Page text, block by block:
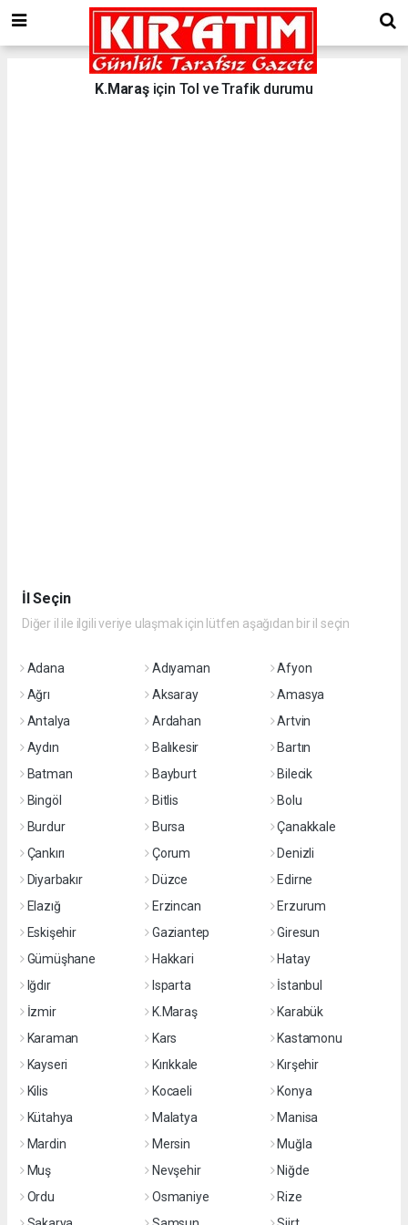
K.Maraş için Tol ve Trafik durumu
İl Seçin
Diğer il ile ilgili veriye ulaşmak için lütfen aşağıdan bir il seçin
Adana Adıyaman
Afyon
Ağrı
Aksaray
Amasya
Antalya
Ardahan
Artvin
Aydın
Balıkesir
Bartın
Batman
Bayburt
Bilecik
Bingöl
Bitlis
Bolu
Burdur
Bursa
Çanakkale
Çankırı
Çorum
Denizli
Diyarbakır
Düzce
Edirne
Elazığ
Erzincan
Erzurum
Eskişehir
Gaziantep
Giresun
Gümüşhane
Hakkari
Hatay
Iğdır
Isparta
İstanbul
İzmir
K.Maraş
Karabük
Karaman
Kars
Kastamonu
Kayseri
Kırıkkale
Kırşehir
Kilis
Kocaeli
Konya
Kütahya
Malatya
Manisa
Mardin
Mersin
Muğla
Muş
Nevşehir
Niğde
Ordu
Osmaniye
Rize